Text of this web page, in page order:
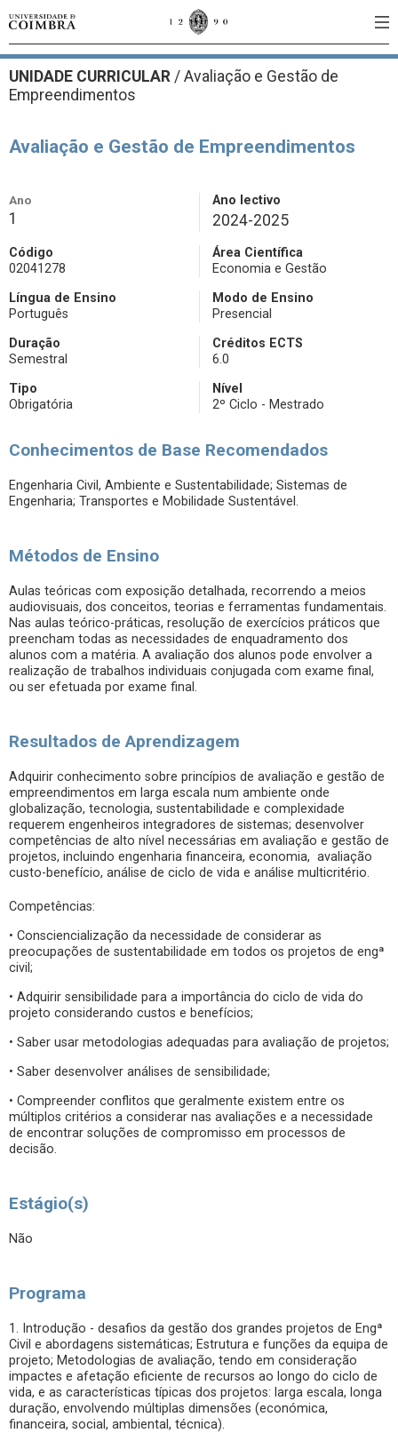
UNIDADE CURRICULAR / Avaliação e Gestão de
Empreendimentos
Avaliação e Gestão de Empreendimentos
Ano
1
Ano lectivo
2024-2025
Código
02041278
Área Científica
Economia e Gestão
Língua de Ensino
Português
Modo de Ensino
Presencial
Duração
Semestral
Créditos ECTS
6.0
Tipo
Obrigatória
Nível
2º Ciclo - Mestrado
Conhecimentos de Base Recomendados
Engenharia Civil, Ambiente e Sustentabilidade; Sistemas de
Engenharia; Transportes e Mobilidade Sustentável.
Métodos de Ensino
Aulas teóricas com exposição detalhada, recorrendo a meios
audiovisuais, dos conceitos, teorias e ferramentas fundamentais.
Nas aulas teórico-práticas, resolução de exercícios práticos que
preencham todas as necessidades de enquadramento dos
alunos com a matéria. A avaliação dos alunos pode envolver a
realização de trabalhos individuais conjugada com exame final,
ou ser efetuada por exame final.
Resultados de Aprendizagem
Adquirir conhecimento sobre princípios de avaliação e gestão de
empreendimentos em larga escala num ambiente onde
globalização, tecnologia, sustentabilidade e complexidade
requerem engenheiros integradores de sistemas; desenvolver
competências de alto nível necessárias em avaliação e gestão de
projetos, incluindo engenharia financeira, economia, avaliação
custo-benefício, análise de ciclo de vida e análise multicritério.
Competências:
• Consciencialização da necessidade de considerar as
preocupações de sustentabilidade em todos os projetos de engª
civil;
• Adquirir sensibilidade para a importância do ciclo de vida do
projeto considerando custos e benefícios;
• Saber usar metodologias adequadas para avaliação de projetos;
• Saber desenvolver análises de sensibilidade;
• Compreender conflitos que geralmente existem entre os
múltiplos critérios a considerar nas avaliações e a necessidade
de encontrar soluções de compromisso em processos de
decisão.
Estágio(s)
Não
Programa
1. Introdução - desafios da gestão dos grandes projetos de Engª
Civil e abordagens sistemáticas; Estrutura e funções da equipa de
projeto; Metodologias de avaliação, tendo em consideração
impactes e afetação eficiente de recursos ao longo do ciclo de
vida, e as características típicas dos projetos: larga escala, longa
duração, envolvendo múltiplas dimensões (económica,
financeira, social, ambiental, técnica).